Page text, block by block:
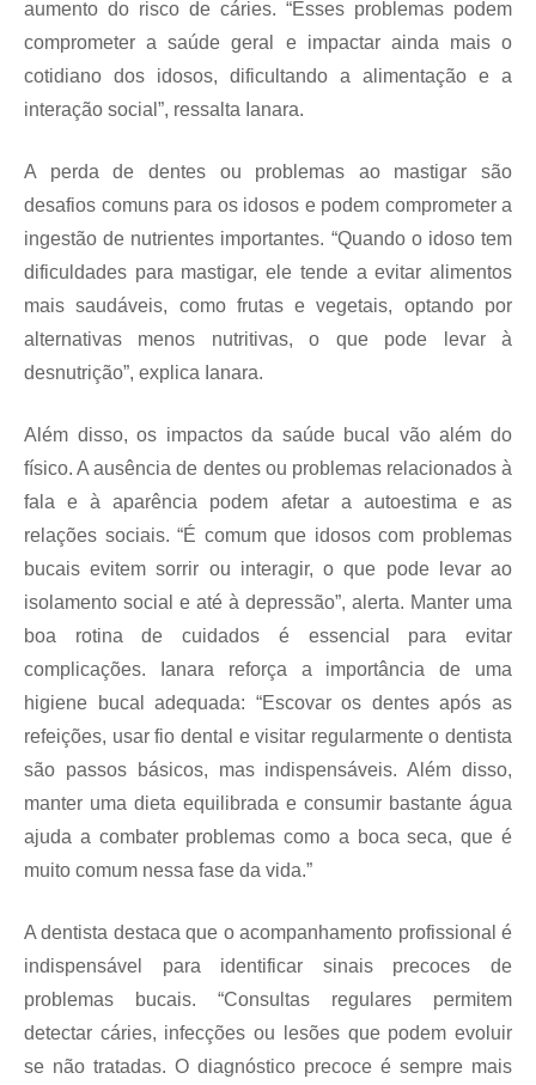
aumento do risco de cáries. “Esses problemas podem
comprometer a saúde geral e impactar ainda mais o
cotidiano dos idosos, dificultando a alimentação e a
interação social”, ressalta Ianara.
A perda de dentes ou problemas ao mastigar são
desafios comuns para os idosos e podem comprometer a
ingestão de nutrientes importantes. “Quando o idoso tem
dificuldades para mastigar, ele tende a evitar alimentos
mais saudáveis, como frutas e vegetais, optando por
alternativas menos nutritivas, o que pode levar à
desnutrição”, explica Ianara.
Além disso, os impactos da saúde bucal vão além do
físico. A ausência de dentes ou problemas relacionados à
fala e à aparência podem afetar a autoestima e as
relações sociais. “É comum que idosos com problemas
bucais evitem sorrir ou interagir, o que pode levar ao
isolamento social e até à depressão”, alerta. Manter uma
boa rotina de cuidados é essencial para evitar
complicações. Ianara reforça a importância de uma
higiene bucal adequada: “Escovar os dentes após as
refeições, usar fio dental e visitar regularmente o dentista
são passos básicos, mas indispensáveis. Além disso,
manter uma dieta equilibrada e consumir bastante água
ajuda a combater problemas como a boca seca, que é
muito comum nessa fase da vida.”
A dentista destaca que o acompanhamento profissional é
indispensável para identificar sinais precoces de
problemas bucais. “Consultas regulares permitem
detectar cáries, infecções ou lesões que podem evoluir
se não tratadas. O diagnóstico precoce é sempre mais